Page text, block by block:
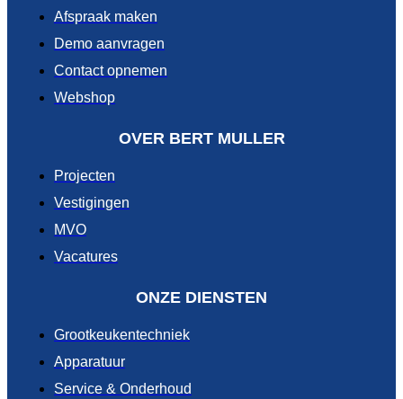
Afspraak maken
Demo aanvragen
Contact opnemen
Webshop
OVER BERT MULLER
Projecten
Vestigingen
MVO
Vacatures
ONZE DIENSTEN
Grootkeukentechniek
Apparatuur
Service & Onderhoud